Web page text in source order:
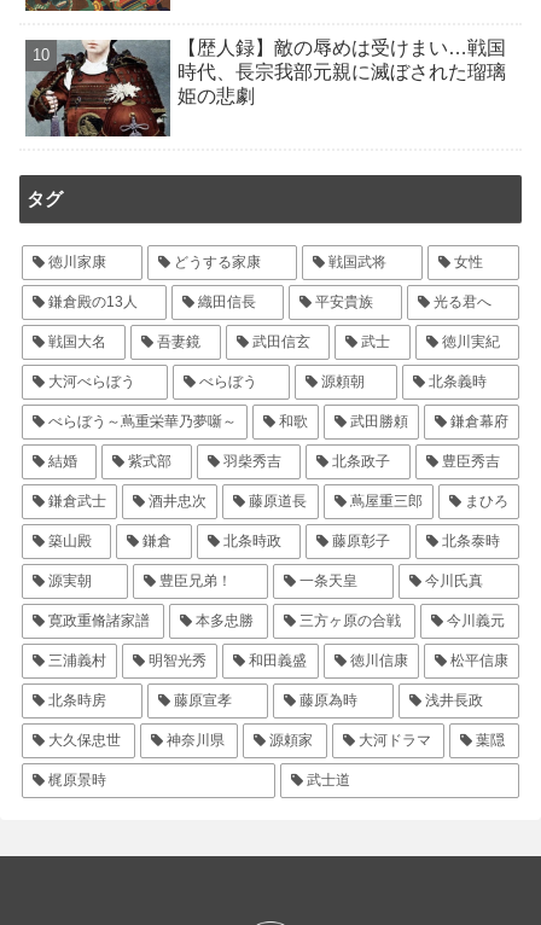
【歴人録】敵の辱めは受けまい…戦国
時代、長宗我部元親に滅ぼされた瑠璃
姫の悲劇
タグ
徳川家康 どうする家康 戦国武将 女性
鎌倉殿の13人 織田信長 平安貴族 光る君へ
戦国大名 吾妻鏡 武田信玄 武士 徳川実紀
大河べらぼう べらぼう 源頼朝 北条義時
べらぼう～蔦重栄華乃夢噺～ 和歌 武田勝頼 鎌倉幕府
結婚 紫式部 羽柴秀吉 北条政子 豊臣秀吉
鎌倉武士 酒井忠次 藤原道長 蔦屋重三郎 まひろ
築山殿 鎌倉 北条時政 藤原彰子 北条泰時
源実朝 豊臣兄弟！ 一条天皇 今川氏真
寛政重脩諸家譜 本多忠勝 三方ヶ原の合戦 今川義元
三浦義村 明智光秀 和田義盛 徳川信康 松平信康
北条時房 藤原宣孝 藤原為時 浅井長政
大久保忠世 神奈川県 源頼家 大河ドラマ 葉隠
梶原景時 武士道